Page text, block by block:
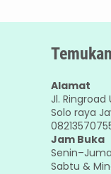
Alamat
Jl.
Solo raya
Jam Buka
Sabtu &